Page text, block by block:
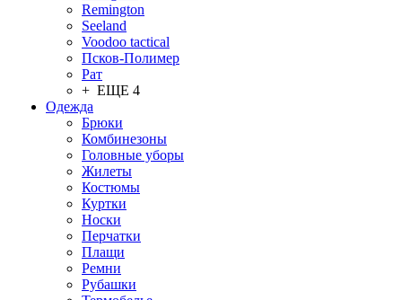
Remington
Seeland
Voodoo tactical
Псков-Полимер
Рат
+ ЕЩЕ 4
Одежда
Брюки
Комбинезоны
Головные уборы
Жилеты
Костюмы
Куртки
Носки
Перчатки
Плащи
Ремни
Рубашки